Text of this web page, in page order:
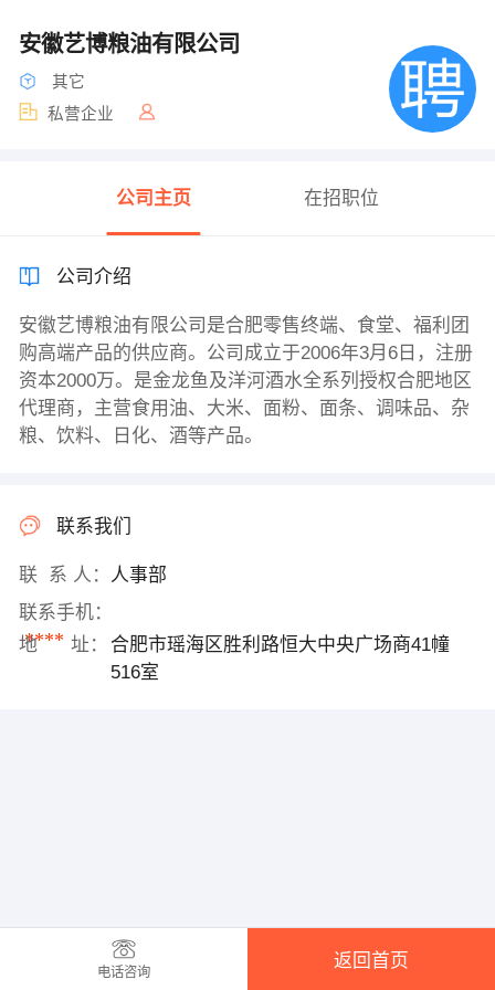
安徽艺博粮油有限公司
其它
私营企业
公司主页 在招职位
公司介绍
安徽艺博粮油有限公司是合肥零售终端、食堂、福利团
购高端产品的供应商。公司成立于2006年3月6日，注册
资本2000万。是金龙鱼及洋河酒水全系列授权合肥地区
代理商，主营食用油、大米、面粉、面条、调味品、杂
粮、饮料、日化、酒等产品。
联系我们
联 系 人： 人事部
联系手机：
****
地 址：
合肥市瑶海区胜利路恒大中央广场商41幢
516室
电话咨询
返回首页